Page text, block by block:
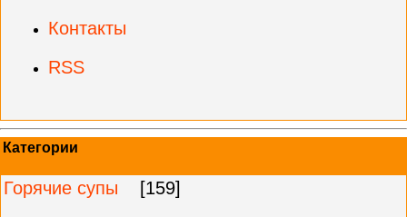
Контакты
RSS
Категории
Горячие супы
[159]